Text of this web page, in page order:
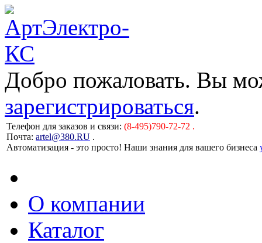
Добро пожаловать. Вы
зарегистрироваться.
Телефон для заказов и связи: (8-495)790-72-72 .
Почта: artel@380.RU .
Автоматизация - это просто! Наши знания для вашего бизнеса
О компании
Каталог